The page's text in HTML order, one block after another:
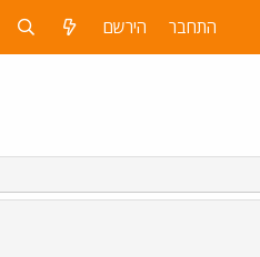
התחבר הירשם